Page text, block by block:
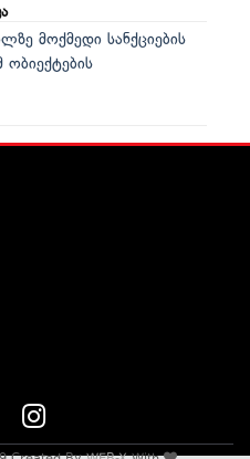
მოქმედი სანქციების
ობიექტების